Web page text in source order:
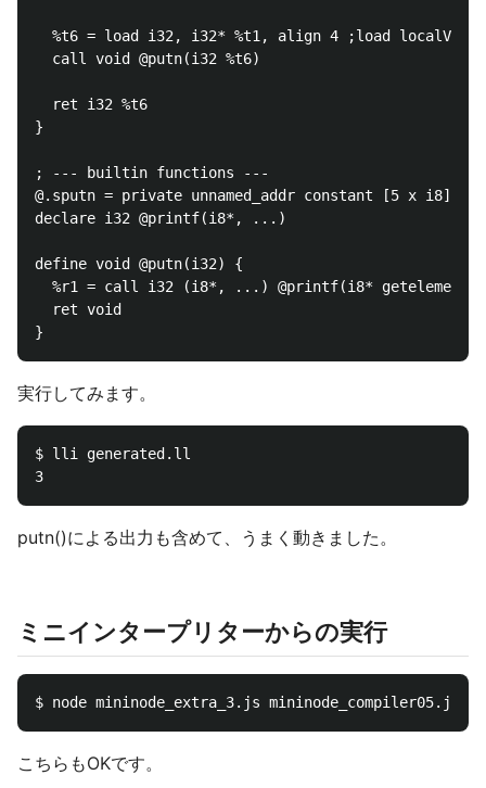
%t6 = load i32, i32* %t1, align 4 ;load
  call void @putn(i32 %t6)
  ret i32 %t6
}
; --- builtin functions ---
@.sputn = private unnamed_addr constant [5 x i8]
declare i32 @printf(i8*, ...)
define void @putn(i32) {
%r1 = call i32 (i8*, ...) @printf(i8*
  ret void
実行してみます。
$ lli generated.ll
putn()による出力も含めて、うまく動きました。
ミニインタープリターからの実行
こちらもOKです。